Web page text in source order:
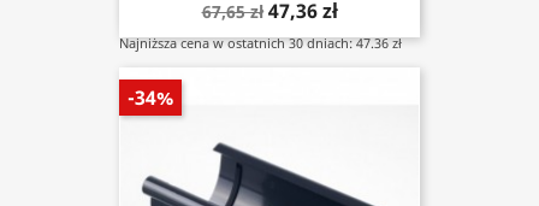
67,65 zł 47,36 zł
Najniższa cena w ostatnich 30 dniach: 47.36 zł
-34%